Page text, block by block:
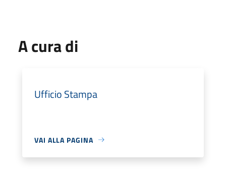
A cura di
Ufficio Stampa
VAI ALLA PAGINA